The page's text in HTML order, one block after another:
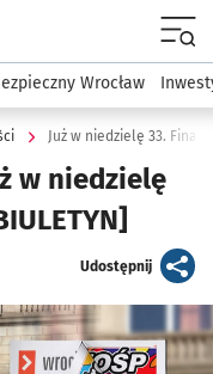
Dla mieszkańca
Wrocław
Już w niedzielę 33. Finał
w niedzielę
Udostępnijartykuł